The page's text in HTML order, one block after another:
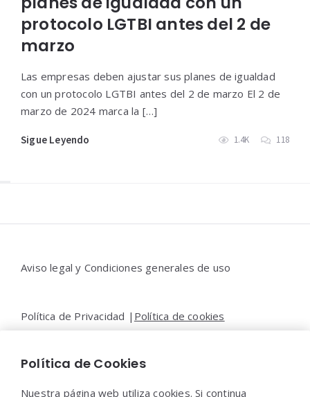
protocolo LGTBI antes del 2 de
marzo
Las empresas deben ajustar sus planes de igualdad
con un protocolo LGTBI antes del 2 de marzo El 2 de
marzo de 2024 marca la […]
Sigue Leyendo 1.4K 118
Aviso legal y Condiciones generales de uso
Política de Privacidad | Política de cookies
Contacto |Moya&Emery
Política de Cookies
Nuestra página web utiliza cookies. Si continua